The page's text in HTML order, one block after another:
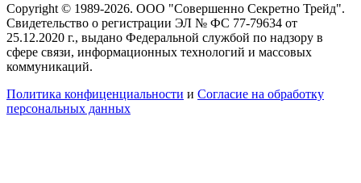
Copyright © 1989-2026. ООО "Совершенно Секретно Трейд".
Свидетельство о регистрации ЭЛ № ФС 77-79634 от
25.12.2020 г., выдано Федеральной службой по надзору в
сфере связи, информационных технологий и массовых
коммуникаций.
Политика конфиценциальности и Согласие на обработку
персональных данных